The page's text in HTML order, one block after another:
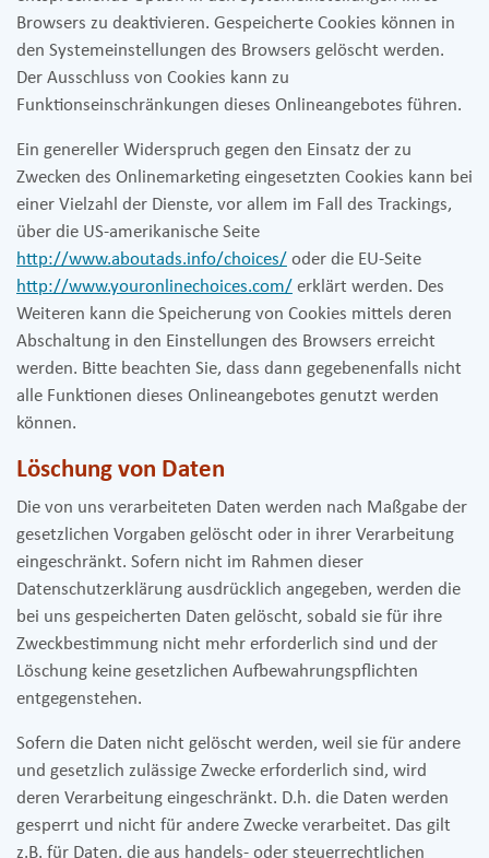
Browsers zu deaktivieren. Gespeicherte Cookies können in
den Systemeinstellungen des Browsers gelöscht werden.
Der Ausschluss von Cookies kann zu
Funktionseinschränkungen dieses Onlineangebotes führen.
Ein genereller Widerspruch gegen den Einsatz der zu
Zwecken des Onlinemarketing eingesetzten Cookies kann bei
einer Vielzahl der Dienste, vor allem im Fall des Trackings,
über die US-amerikanische Seite
http://www.aboutads.info/choices/ oder die EU-Seite
http://www.youronlinechoices.com/ erklärt werden. Des
Weiteren kann die Speicherung von Cookies mittels deren
Abschaltung in den Einstellungen des Browsers erreicht
werden. Bitte beachten Sie, dass dann gegebenenfalls nicht
alle Funktionen dieses Onlineangebotes genutzt werden
können.
Löschung von Daten
Die von uns verarbeiteten Daten werden nach Maßgabe der
gesetzlichen Vorgaben gelöscht oder in ihrer Verarbeitung
eingeschränkt. Sofern nicht im Rahmen dieser
Datenschutzerklärung ausdrücklich angegeben, werden die
bei uns gespeicherten Daten gelöscht, sobald sie für ihre
Zweckbestimmung nicht mehr erforderlich sind und der
Löschung keine gesetzlichen Aufbewahrungspflichten
entgegenstehen.
Sofern die Daten nicht gelöscht werden, weil sie für andere
und gesetzlich zulässige Zwecke erforderlich sind, wird
deren Verarbeitung eingeschränkt. D.h. die Daten werden
gesperrt und nicht für andere Zwecke verarbeitet. Das gilt
z.B. für Daten, die aus handels- oder steuerrechtlichen